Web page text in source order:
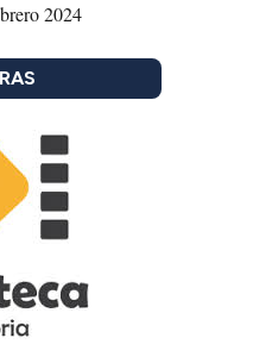
2024